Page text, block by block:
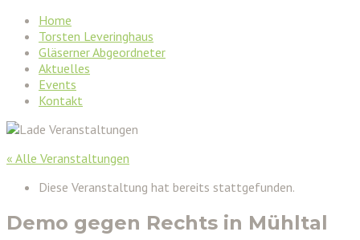
Home
Torsten Leveringhaus
Gläserner Abgeordneter
Aktuelles
Events
Kontakt
« Alle Veranstaltungen
Diese Veranstaltung hat bereits stattgefunden.
Demo gegen Rechts in Mühltal